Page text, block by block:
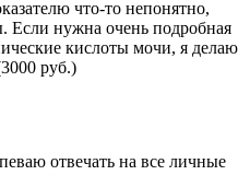
что-то непонятно,
Если нужна очень подробная
кислоты мочи, я делаю
руб.)
отвечать на все личные